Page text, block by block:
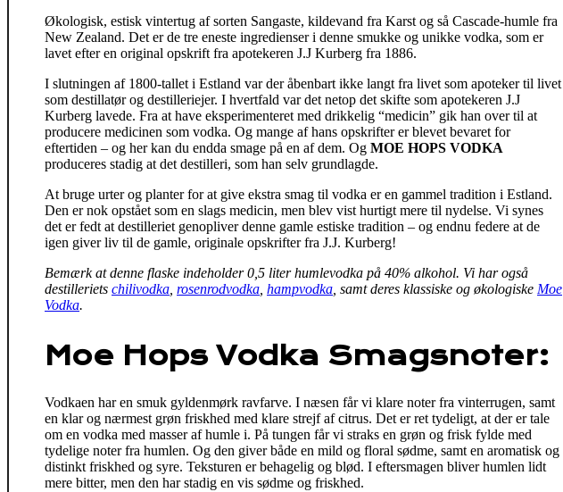
Økologisk, estisk vintertug af sorten Sangaste, kildevand fra Karst og så Cascade-humle fra
New Zealand. Det er de tre eneste ingredienser i denne smukke og unikke vodka, som er
lavet efter en original opskrift fra apotekeren J.J Kurberg fra 1886.
I slutningen af 1800-tallet i Estland var der åbenbart ikke langt fra livet som apoteker til livet
som destillatør og destilleriejer. I hvertfald var det netop det skifte som apotekeren J.J
Kurberg lavede. Fra at have eksperimenteret med drikkelig “medicin” gik han over til at
producere medicinen som vodka. Og mange af hans opskrifter er blevet bevaret for
eftertiden – og her kan du endda smage på en af dem. Og MOE HOPS VODKA
produceres stadig at det destilleri, som han selv grundlagde.
At bruge urter og planter for at give ekstra smag til vodka er en gammel tradition i Estland.
Den er nok opstået som en slags medicin, men blev vist hurtigt mere til nydelse. Vi synes
det er fedt at destilleriet genopliver denne gamle estiske tradition – og endnu federe at de
igen giver liv til de gamle, originale opskrifter fra J.J. Kurberg!
Bemærk at denne flaske indeholder 0,5 liter humlevodka på 40% alkohol. Vi har også
destilleriets chilivodka rosenrodvodka hampvodka , samt deres klassiske og økologiske Moe
Vodka.
Moe Hops Vodka Smagsnoter:
Vodkaen har en smuk gyldenmørk ravfarve. I næsen får vi klare noter fra vinterrugen, samt
en klar og nærmest grøn friskhed med klare strejf af citrus. Det er ret tydeligt, at der er tale
om en vodka med masser af humle i. På tungen får vi straks en grøn og frisk fylde med
tydelige noter fra humlen. Og den giver både en mild og floral sødme, samt en aromatisk og
distinkt friskhed og syre. Teksturen er behagelig og blød. I eftersmagen bliver humlen lidt
mere bitter, men den har stadig en vis sødme og friskhed.